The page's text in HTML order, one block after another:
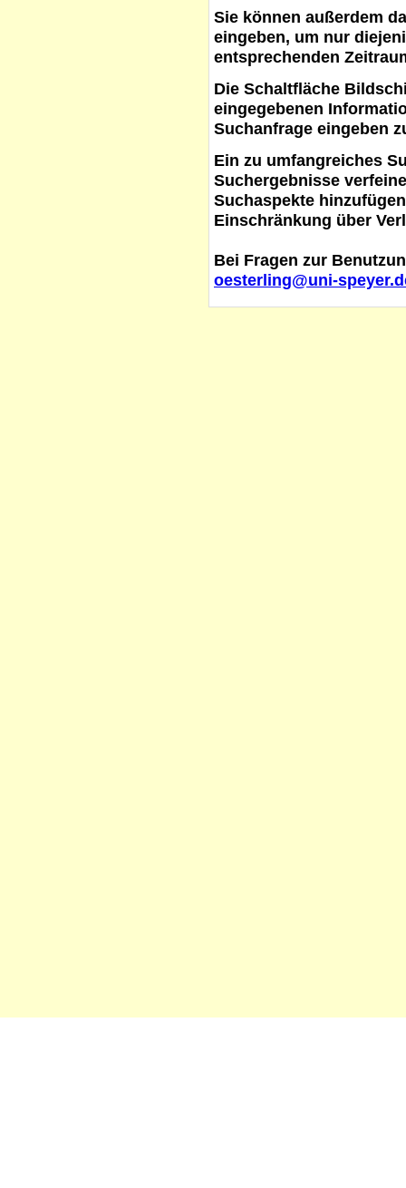
Sie können außerdem
eingeben, um nur
entsprechenden
Die Schaltfläche
eingegebenen
Suchanfrage eingeben
Ein zu umfangreiches
Suchergebnisse
Suchaspekte
Einschränkung über
Bei Fragen zur
oesterling@uni-